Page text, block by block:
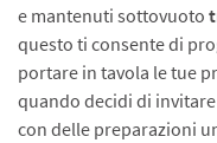
e mantenuti sottovuoto
questo ti consente di
portare in tavola le tue
quando decidi di
con delle preparazioni